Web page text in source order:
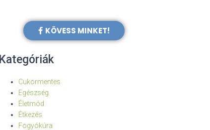
KÖVESS MINKET!
Kategóriák
Cukormentes
Egészség
Életmód
Étkezés
Fogyókúra